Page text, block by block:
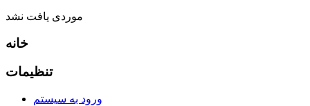
موردی یافت نشد
خانه
تنظیمات
ورود به سیستم